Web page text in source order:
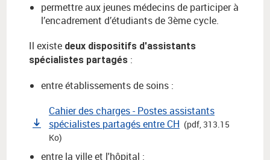
permettre aux jeunes médecins de participer à
l’encadrement d’étudiants de 3ème cycle.
Il existe deux dispositifs d'assistants
spécialistes partagés :
entre établissements de soins :
Cahier des charges - Postes assistants
spécialistes partagés entre CH (pdf, 313.15
Ko)
entre la ville et l'hôpital :